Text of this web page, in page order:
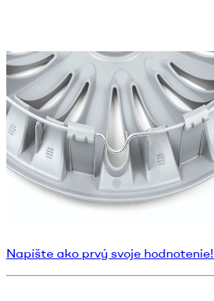
Napíšte ako prvý svoje hodnotenie!